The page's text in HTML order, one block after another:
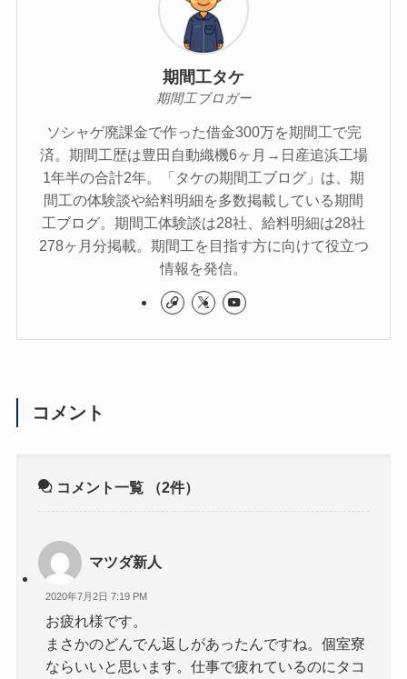
期間工タケ
期間工ブロガー
ソシャゲ廃課金で作った借金300万を期間工で完
済。期間工歴は豊田自動織機6ヶ月→日産追浜工場
1年半の合計2年。「タケの期間工ブログ」は、期
間工の体験談や給料明細を多数掲載している期間
工ブログ。期間工体験談は28社、給料明細は28社
278ヶ月分掲載。期間工を目指す方に向けて役立つ
情報を発信。
コメント
コメント一覧 （2件）
マツダ新人
2020年7月2日 7:19 PM
お疲れ様です。
まさかのどんでん返しがあったんですね。個室寮
ならいいと思います。仕事で疲れているのにタコ